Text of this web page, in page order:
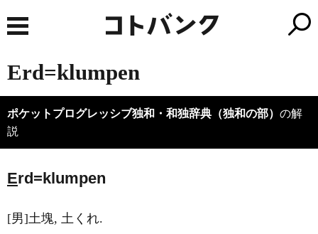
Erd=klumpen
ポケットプログレッシブ独和・和独辞典（独和の部） の解
説
Erd=klumpen
[男]土塊, 土くれ.